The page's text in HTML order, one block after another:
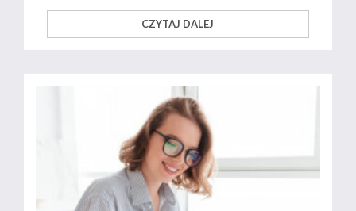
CZYTAJ DALEJ